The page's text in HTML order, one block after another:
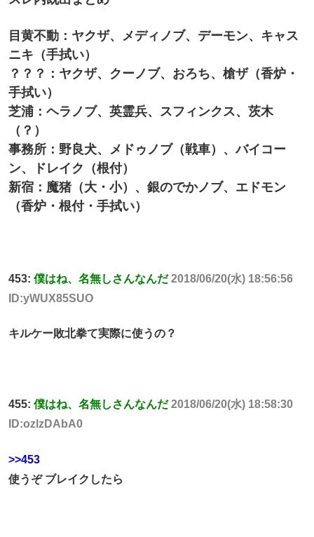
目黄不動：ヤクザ、メディノブ、デーモン、キャス
ニキ（手拭い）
？？？：ヤクザ、クーノブ、おろち、槍ザ（香炉・
手拭い）
芝浦：ヘラノブ、英霊兵、スフィンクス、茨木
（？）
事務所：野良犬、メドゥノブ（戦車）、バイコー
ン、ドレイク（根付）
新宿：魔猪（大・小）、銀のでかノブ、エドモン
（香炉・根付・手拭い）
453: 僕はね、名無しさんなんだ 2018/06/20(水) 18:56:56
ID:yWUX85SUO
キルケー敗北拳て実際に使うの？
455: 僕はね、名無しさんなんだ 2018/06/20(水) 18:58:30
ID:ozlzDAbA0
>>453
使うぞ ブレイクしたら